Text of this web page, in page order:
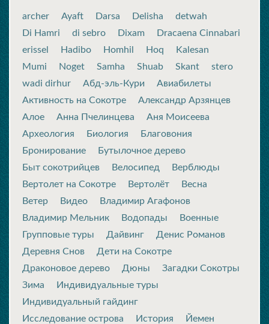
archer Ayaft Darsa Delisha
detwah
Di Hamri
di sebro Dixam
Dracaena Cinnabari
erissel
Hadibo Homhil Hoq
Kalesan
Mumi
Noget Samha Shuab Skant
stero
wadi dirhur
Абд-эль-Кури
Авиабилеты
Активность на Сокотре
Александр Арзянцев
Алое
Анна Пчелинцева
Аня Моисеева
Археология
Биология
Благовония
Бронирование
Бутылочное дерево
Быт сокотрийцев
Велосипед
Верблюды
Вертолет на Сокотре
Вертолёт
Весна
Ветер
Видео
Владимир Агафонов
Владимир Мельник
Водопады
Военные
Групповые туры
Дайвинг
Денис Романов
Деревня Снов
Дети на Сокотре
Драконовое дерево
Дюны
Загадки Сокотры
Зима
Индивидуальные туры
Индивидуальный гайдинг
Исследование острова
История
Йемен